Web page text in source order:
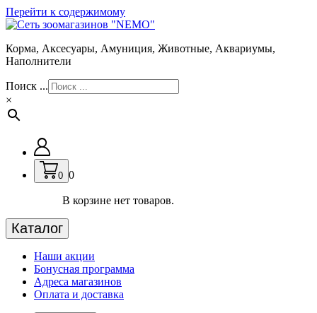
Перейти к содержимому
Корма, Аксесуары, Амуниция, Животные, Аквариумы,
Наполнители
Поиск ...
×
0 0
В корзине нет товаров.
Каталог
Наши акции
Бонусная программа
Адреса магазинов
Оплата и доставка